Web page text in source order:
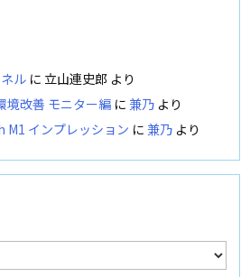
ル に 立山連史郎 より
改善 モニター編 に 兼乃 より
インプレッション に 兼乃 より